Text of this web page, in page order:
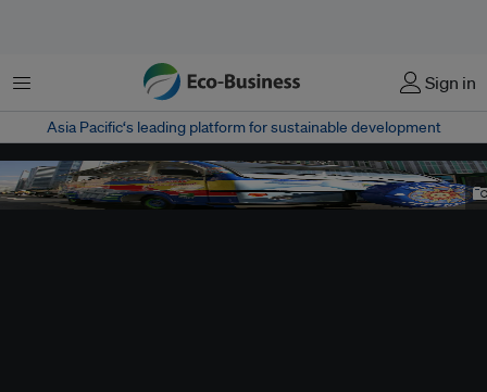
菜单 Sign in
Asia Pacific‘s leading platform for sustainable development
An e-jeepney in the Philippines. A growing movement is underway to electrify
Southeast Asia's transport to clear ever-smoggier skies. Image: Eco-Business